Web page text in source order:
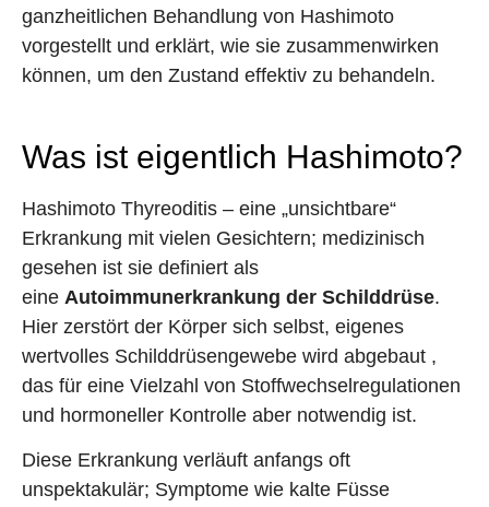
ganzheitlichen Behandlung von Hashimoto
vorgestellt und erklärt, wie sie zusammenwirken
können, um den Zustand effektiv zu behandeln.
Was ist eigentlich Hashimoto?
Hashimoto Thyreoditis – eine „unsichtbare“
Erkrankung mit vielen Gesichtern; medizinisch
gesehen ist sie definiert als
eine Autoimmunerkrankung der Schilddrüse.
Hier zerstört der Körper sich selbst, eigenes
wertvolles Schilddrüsengewebe wird abgebaut ,
das für eine Vielzahl von Stoffwechselregulationen
und hormoneller Kontrolle aber notwendig ist.
Diese Erkrankung verläuft anfangs oft
unspektakulär; Symptome wie kalte Füsse